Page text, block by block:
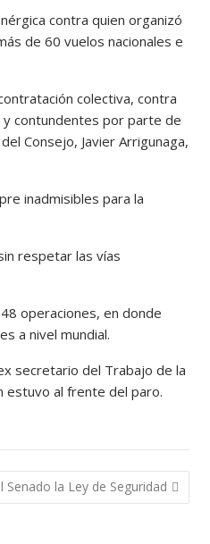
contra quien organizó
de 60 vuelos nacionales e
colectiva, contra
contundentes por parte de
Consejo, Javier Arrigunaga,
inadmisibles para la
respetar las vías
operaciones, en donde
a nivel mundial.
secretario del Trabajo de la
estuvo al frente del paro.
Senado la Ley de Seguridad